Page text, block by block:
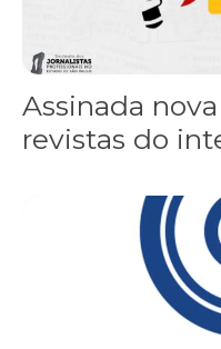
Assinada
revistas do
Sindicato leva